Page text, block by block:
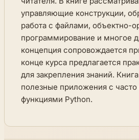
управляющие конструкции,
работа с файлами, объектно-
программирование и многое
концепция сопровождается
конце курса предлагается
для закрепления знаний.
полезные приложения с
функциями Python.